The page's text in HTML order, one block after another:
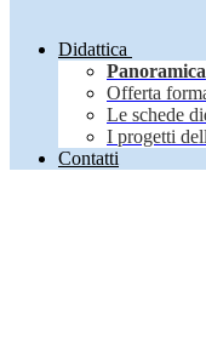
Didattica
Panoramica
Offerta
Le schede
I progetti
Contatti